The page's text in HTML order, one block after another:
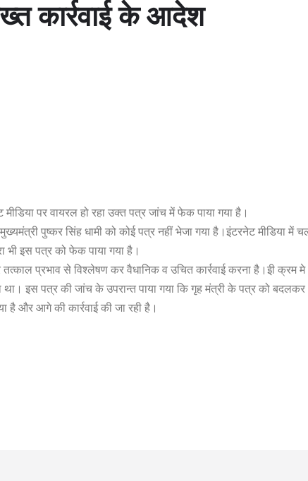
कार्रवाई के आदेश
पर वायरल हो रहा उक्‍त पत्र जांच में फेक पाया गया है।
पुष्कर सिंह धामी को कोई पत्र नहीं भेजा गया है।इंटरनेट मीडिया में
भी इस पत्र को फेक पाया गया है।
प्रभाव से विश्लेषण कर वैधानिक व उचित कार्रवाई करना है।इी क्रम मे
इस पत्र की जांच के उपरान्त पाया गया कि गृह मंत्री के पत्र को बदलकर
है और आगे की कार्रवाई की जा रही है।